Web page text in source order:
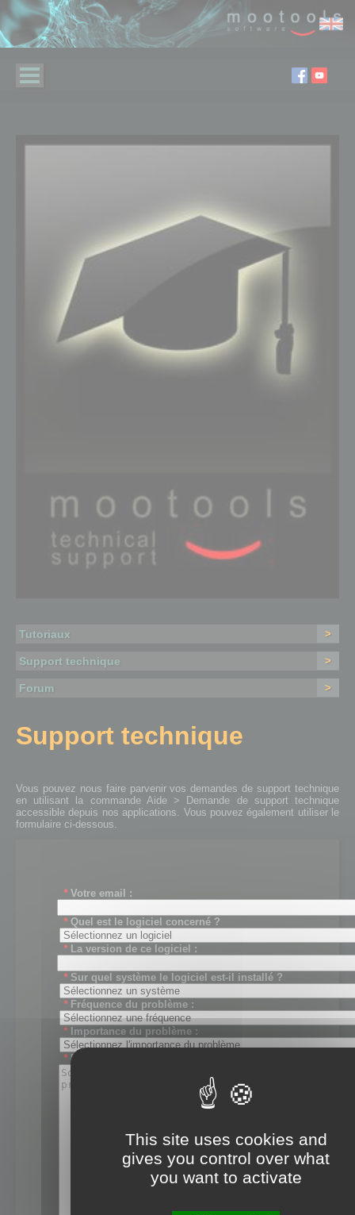
Tutoriaux >
Support technique >
Forum >
Support technique
Vous pouvez nous faire parvenir vos demandes de support technique
en utilisant la commande Aide > Demande de support technique
accessible depuis nos applications. Vous pouvez également utiliser le
formulaire ci-dessous.
*Votre email :
*Quel est le logiciel concerné ?
*La version de ce logiciel :
*Sur quel système le logiciel est-il installé ?
*Fréquence du problème :
*Importance du problème :
* Description du problème :
This site uses cookies and
gives you control over what
you want to activate